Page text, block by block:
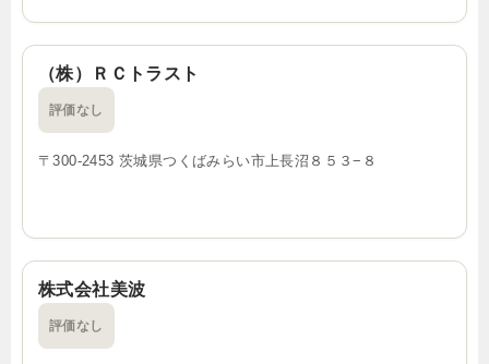
（株）ＲＣトラスト
評価なし
〒300-2453 茨城県つくばみらい市上長沼８５３−８
株式会社美波
評価なし